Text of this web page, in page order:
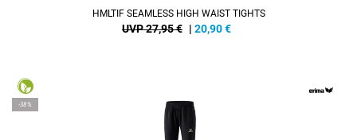
HMLTIF SEAMLESS HIGH WAIST TIGHTS
UVP 27,95 € | 20,90€
-38%